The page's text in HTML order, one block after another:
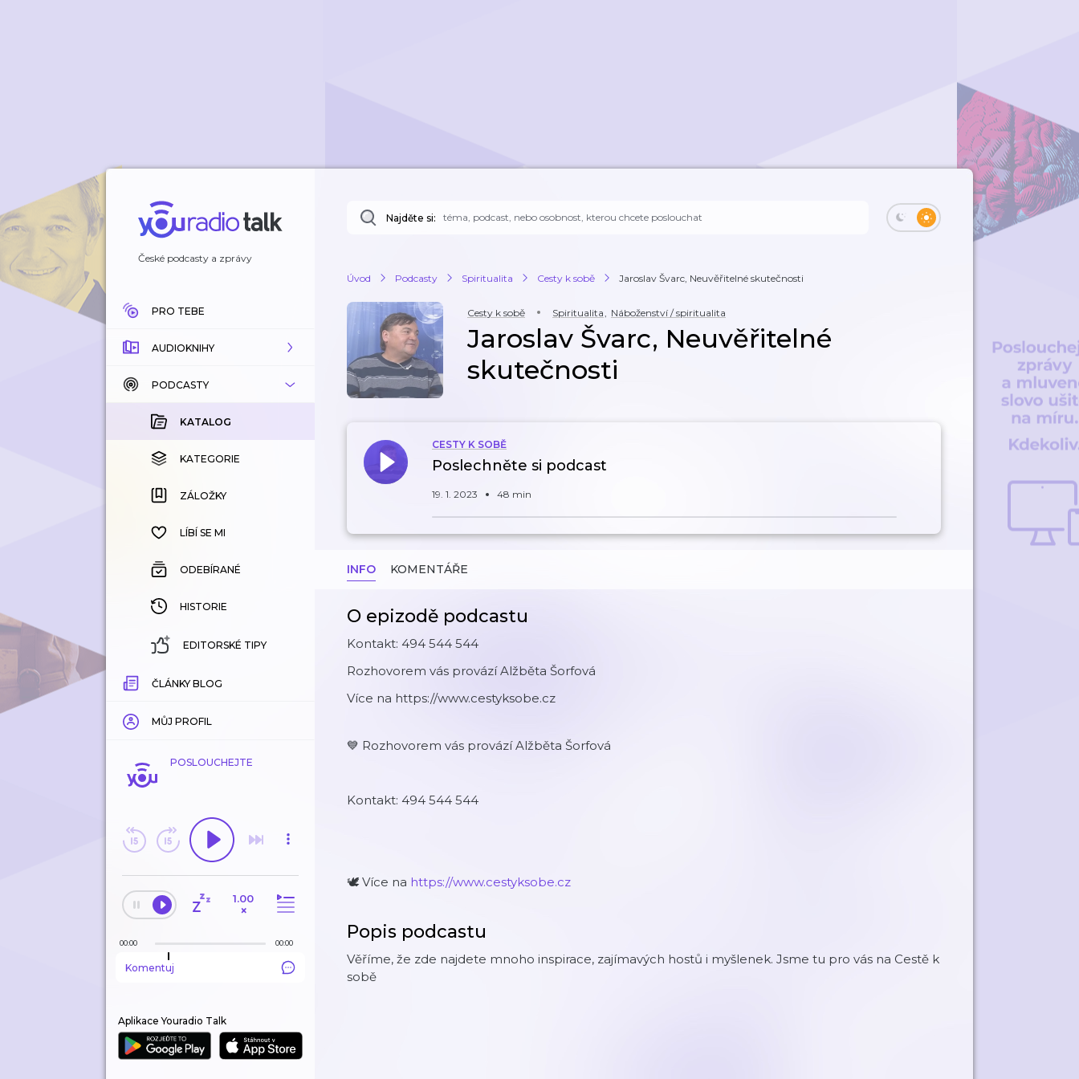
České podcasty a zprávy
PRO TEBE
AUDIOKNIHY
KATALOG
KOUPENÉ
KATEGORIE
ZÁLOŽKY
HISTORIE
PODCASTY
KATALOG
KATEGORIE
ZÁLOŽKY
LÍBÍ SE MI
ODEBÍRANÉ
HISTORIE
EDITORSKÉ TIPY
ČLÁNKY BLOG
MŮJ PROFIL
POSLOUCHEJTE
1.00
×
00:00 00:00
Komentuj
Aplikace Youradio Talk
Najděte si:
Úvod Podcasty Spiritualita Cesty k sobě Jaroslav Švarc, Neuvěřitelné skutečnosti
Cesty k sobě Spiritualita, Náboženství / spiritualita
Jaroslav Švarc, Neuvěřitelné
skutečnosti
CESTY K SOBĚ
Poslechněte si podcast
19. 1. 2023 48 min
INFO KOMENTÁŘE
O epizodě podcastu
Kontakt: 494 544 544
Rozhovorem vás provází Alžběta Šorfová
Více na https://www.cestyksobe.cz
💙 Rozhovorem vás provází Alžběta Šorfová
Kontakt: 494 544 544
🕊️ Více na https://www.cestyksobe.cz
Popis podcastu
Věříme, že zde najdete mnoho inspirace, zajímavých hostů i myšlenek. Jsme tu pro vás na Cestě k
sobě